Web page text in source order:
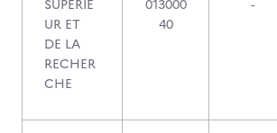
SUPERIE
UR ET
DE LA
RECHER
CHE
013000
40
-